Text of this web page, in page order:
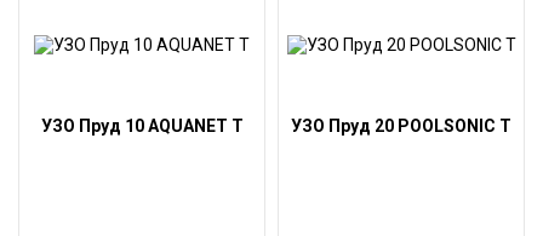
УЗО Пруд 10 AQUANET T УЗО Пруд 20 POOLSONIC T